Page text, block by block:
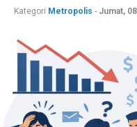
Kategori Metropolis - Jumat,